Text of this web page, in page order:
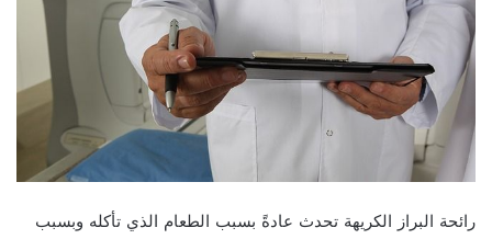
رائحة البراز الكريهة تحدث عادةً بسبب الطعام الذي تأكله وبسبب